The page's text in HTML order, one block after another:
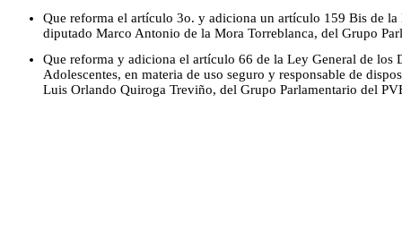
Que reforma el artículo 3o. y adiciona un artículo 159 Bis de
diputado Marco Antonio de la Mora Torreblanca, del Grupo
Que reforma y adiciona el artículo 66 de la Ley General de los
Adolescentes, en materia de uso seguro y responsable de
Luis Orlando Quiroga Treviño, del Grupo Parlamentario del